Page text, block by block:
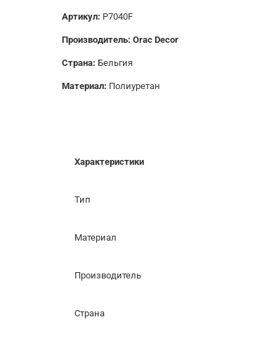
Артикул: P7040F
Производитель: Orac Decor
Страна: Бельгия
Материал: Полиуретан
Характеристики
Тип
Материал
Производитель
Страна